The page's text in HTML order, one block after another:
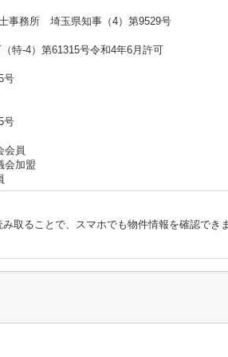
事務所 埼玉県知事（4）第9529号
特-4）第61315号令和4年6月許可
号
号
会員
会加盟
み取ることで、スマホでも物件情報を確認でき